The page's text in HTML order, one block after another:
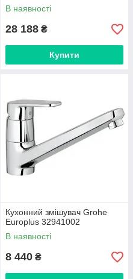
В наявності
28 188 ₴
Купити
Кухонний змішувач Grohe
Europlus 32941002
В наявності
8 440 ₴